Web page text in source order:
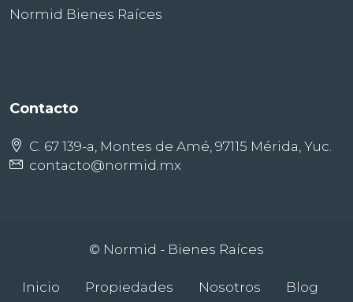
Normid Bienes Raíces
Contacto
C. 67 139-a, Montes de Amé, 97115 Mérida, Yuc.
contacto@normid.mx
© Normid - Bienes Raíces
Inicio Propiedades Nosotros Blog